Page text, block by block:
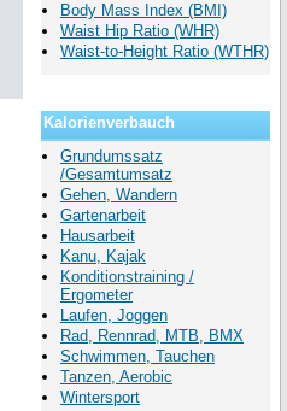
Body Mass Index (BMI)
Waist Hip Ratio (WHR)
Waist-to-Height Ratio (WTHR)
Kalorienverbauch
Grundumssatz
/Gesamtumsatz
Gehen, Wandern
Gartenarbeit
Hausarbeit
Kanu, Kajak
Konditionstraining /
Ergometer
Laufen, Joggen
Rad, Rennrad, MTB, BMX
Schwimmen, Tauchen
Tanzen, Aerobic
Wintersport